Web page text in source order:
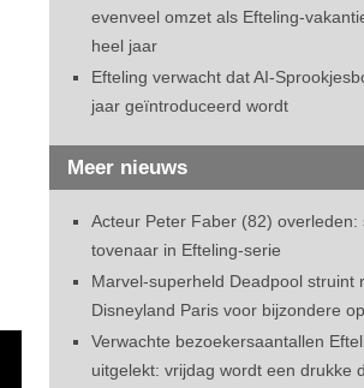
evenveel omzet als Efteling-
heel jaar
Efteling verwacht dat AI-
jaar geïntroduceerd wordt
Meer nieuws
Acteur Peter Faber (82) overleden:
tovenaar in Efteling-serie
Marvel-superheld Deadpool struint
Disneyland Paris voor bijzondere
Verwachte bezoekersaantallen
uitgelekt: vrijdag wordt een drukke